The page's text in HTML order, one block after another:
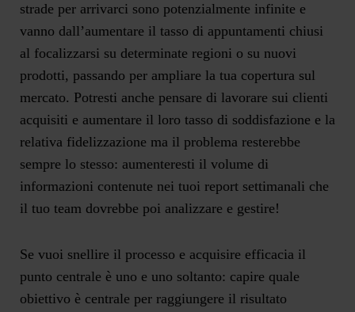
strade per arrivarci sono potenzialmente infinite e
vanno dall’aumentare il tasso di appuntamenti chiusi
al focalizzarsi su determinate regioni o su nuovi
prodotti, passando per ampliare la tua copertura sul
mercato. Potresti anche pensare di lavorare sui clienti
acquisiti e aumentare il loro tasso di soddisfazione e la
relativa fidelizzazione ma il problema resterebbe
sempre lo stesso: aumenteresti il volume di
informazioni contenute nei tuoi report settimanali che
il tuo team dovrebbe poi analizzare e gestire!
Se vuoi snellire il processo e acquisire efficacia il
punto centrale è uno e uno soltanto: capire quale
obiettivo è centrale per raggiungere il risultato